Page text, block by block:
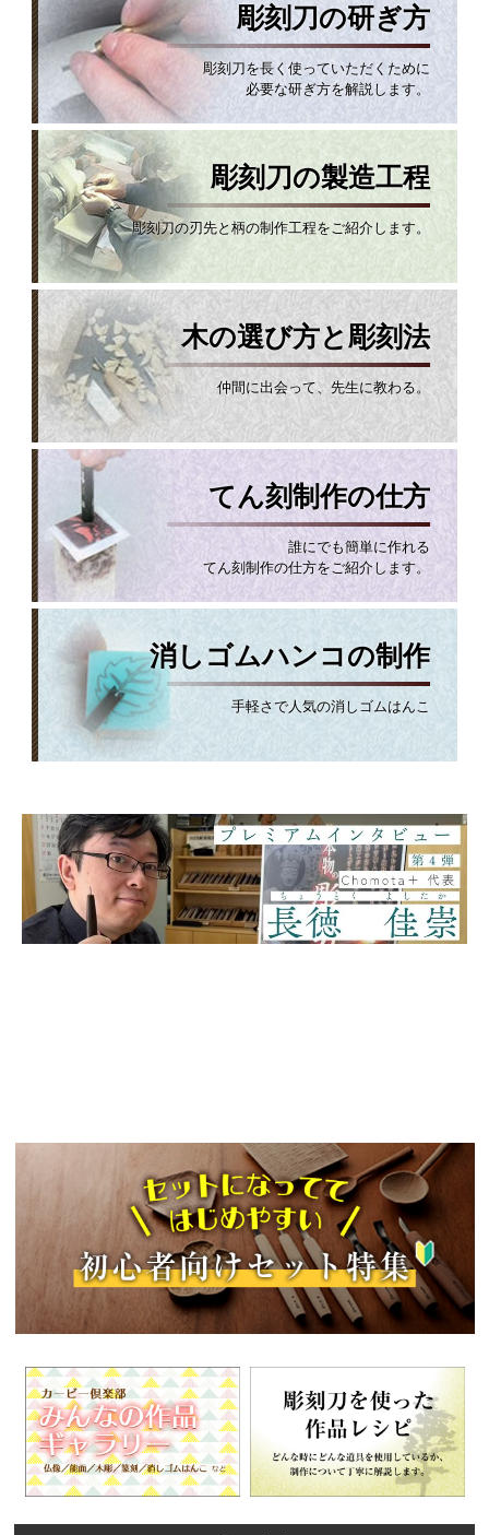
彫刻刀の研ぎ方
彫刻刀を長く使っていただくために
必要な研ぎ方を解説します。
彫刻刀の製造工程
彫刻刀の刃先と柄の制作工程をご紹介します。
木の選び方と彫刻法
仲間に出会って、先生に教わる。
てん刻制作の仕方
誰にでも簡単に作れる
てん刻制作の仕方をご紹介します。
消しゴムハンコの制作
手軽さで人気の消しゴムはんこ